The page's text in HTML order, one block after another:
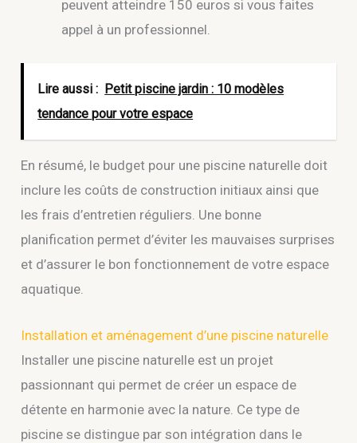
peuvent atteindre 150 euros si vous faites
appel à un professionnel.
Lire aussi : Petit piscine jardin : 10 modèles
tendance pour votre espace
En résumé, le budget pour une piscine naturelle doit
inclure les coûts de construction initiaux ainsi que
les frais d’entretien réguliers. Une bonne
planification permet d’éviter les mauvaises surprises
et d’assurer le bon fonctionnement de votre espace
aquatique.
Installation et aménagement d’une piscine naturelle
Installer une piscine naturelle est un projet
passionnant qui permet de créer un espace de
détente en harmonie avec la nature. Ce type de
piscine se distingue par son intégration dans le